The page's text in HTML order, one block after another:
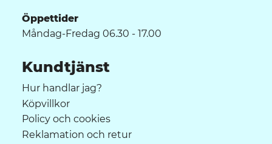
Öppettider
Måndag-Fredag 06.30 - 17.00
Kundtjänst
Hur handlar jag?
Köpvillkor
Policy och cookies
Reklamation och retur